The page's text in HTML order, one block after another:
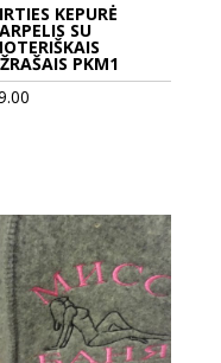
KEPURĖ
SU
PKM1